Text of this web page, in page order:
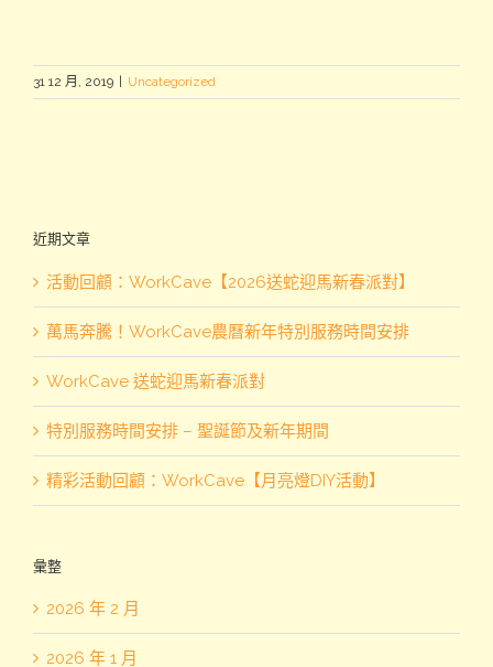
31 12 月, 2019 Uncategorized
近期文章
活動回顧：WorkCave【2026送蛇迎馬新春派對】
萬馬奔騰！WorkCave農曆新年特別服務時間安排
WorkCave 送蛇迎馬新春派對
特別服務時間安排 – 聖誕節及新年期間
精彩活動回顧：WorkCave【月亮燈DIY活動】
彙整
2026 年 2 月
2026 年 1 月